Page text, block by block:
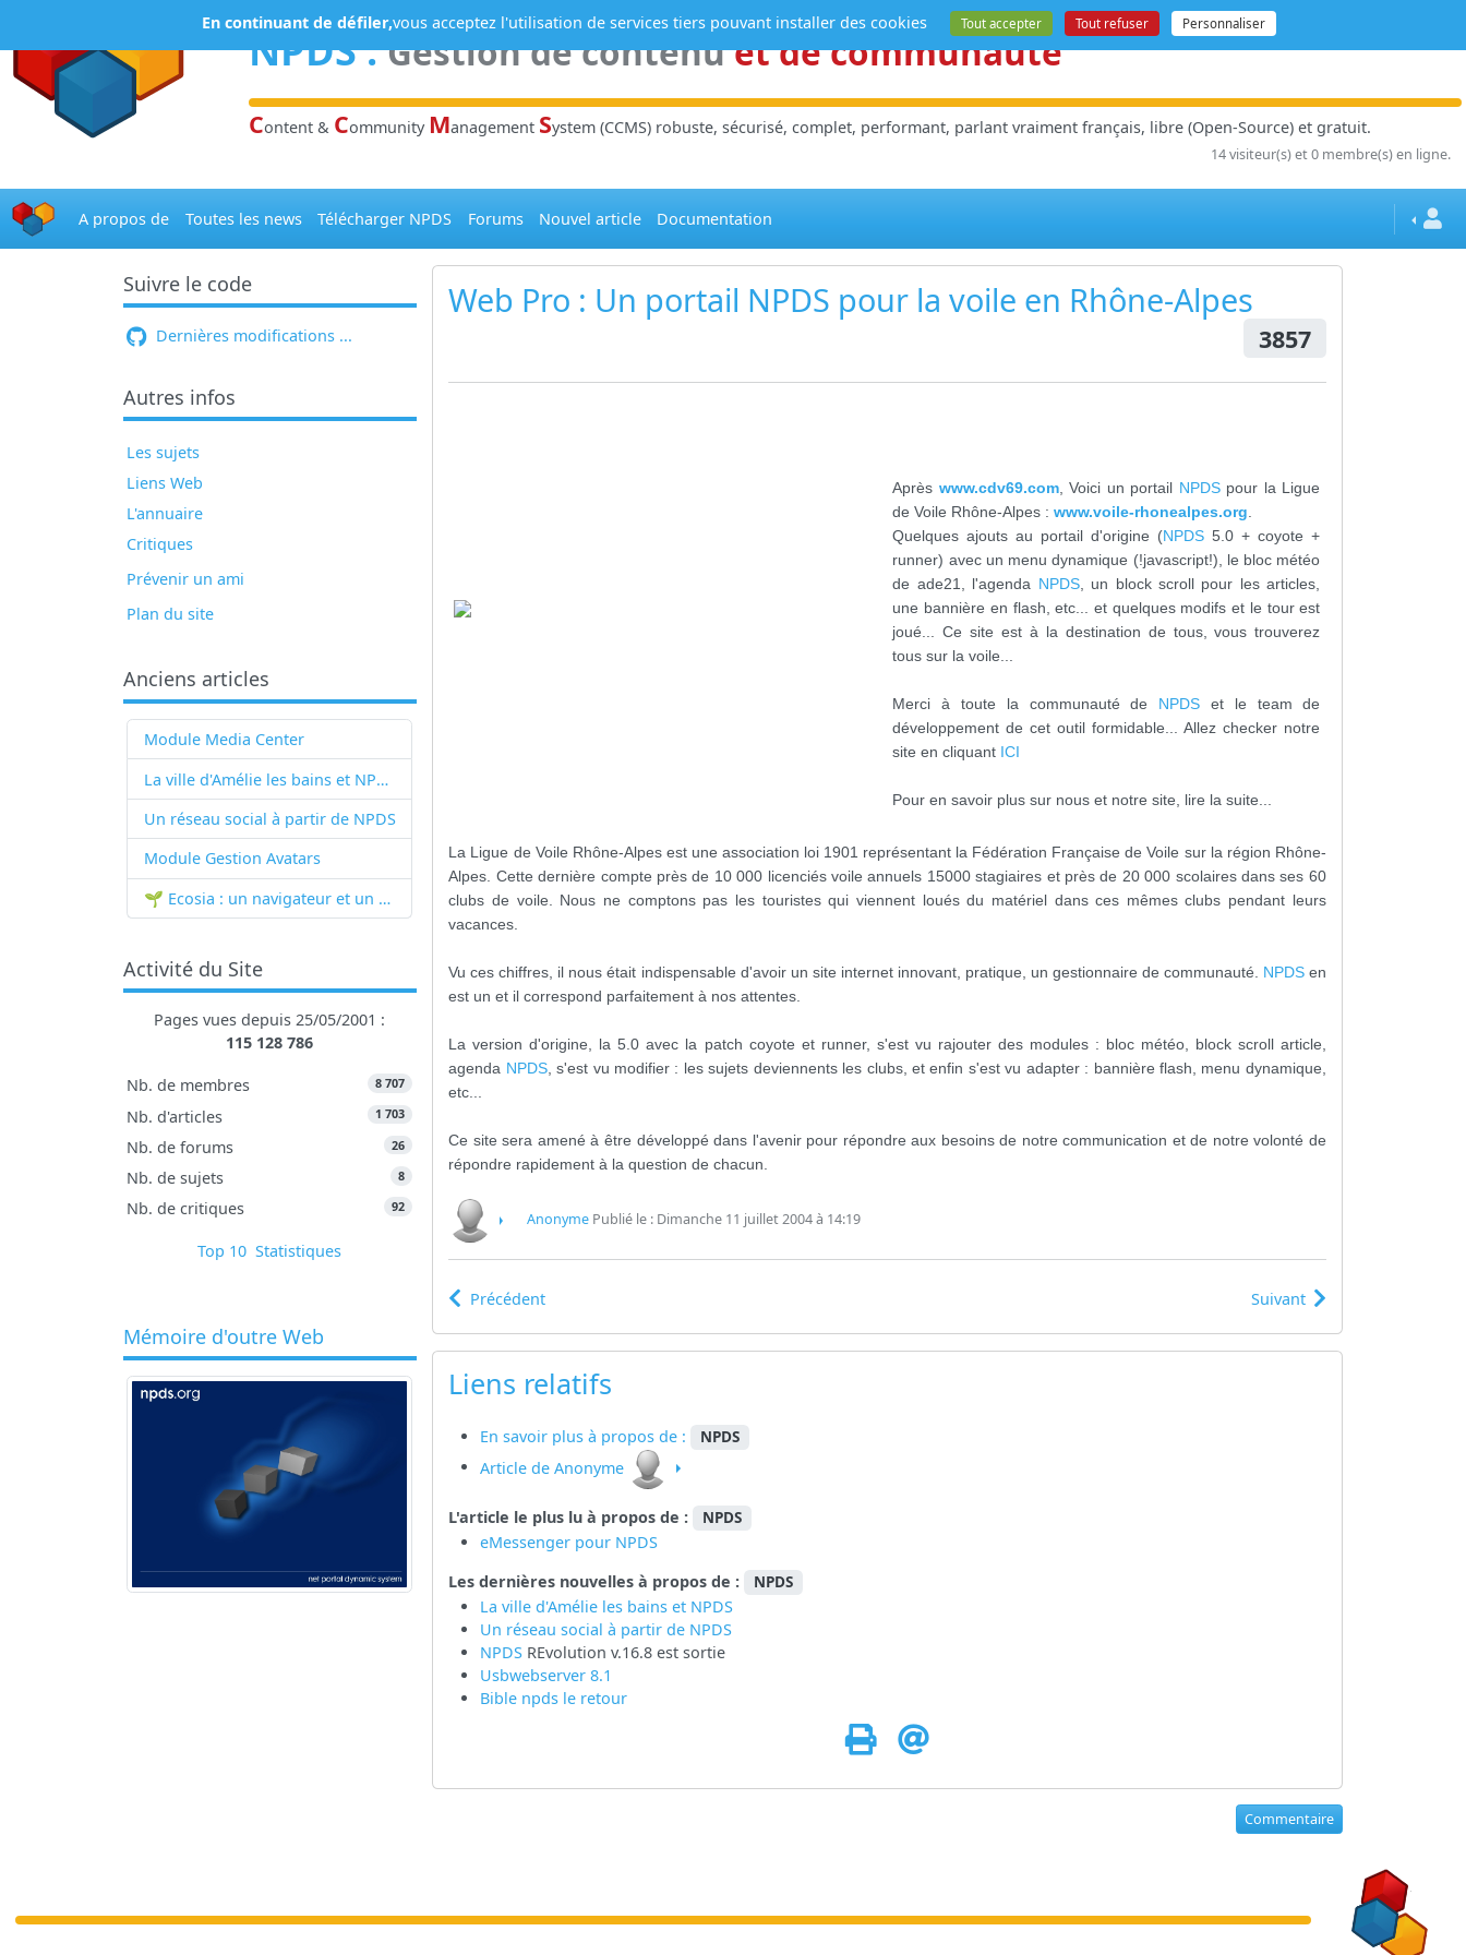
NPDS:Gestion de contenuet de communauté
Content & Community Management System (CCMS) robuste, sécurisé, complet, performant, parlant vraiment français, libre (Open-Source) et gratuit.
14 visiteur(s) et 0 membre(s) en ligne.
A propos de Toutes les news Télécharger NPDS Forums Nouvel article Documentation
Suivre le code
Dernières modifications ...
Autres infos
Les sujets
Liens Web
L'annuaire
Critiques
Prévenir un ami
Plan du site
Anciens articles
Module Media Center
La ville d'Amélie les bains et NPDS
Un réseau social à partir de NPDS
Module Gestion Avatars
🌱 Ecosia : un navigateur et un moteur de recherche qui plantent des arbres !...
Activité du Site
Pages vues depuis 25/05/2001 :
115 128 786
Nb. de membres 8 707
Nb. d'articles 1 703
Nb. de forums 26
Nb. de sujets 8
Nb. de critiques 92
Top 10 Statistiques
Mémoire d'outre Web
Web Pro : Un portail NPDS pour la voile en Rhône-Alpes
3857
Après www.cdv69.com, Voici un portail NPDSpour la Ligue
de Voile Rhône-Alpes :www.voile-rhonealpes.org.
Quelques ajouts au portail d'origine (NPDS 5.0 + coyote +
runner) avec un menu dynamique (!javascript!), le bloc météo
de ade21, l'agenda NPDS, un block scroll pour les articles,
une bannière en flash, etc... et quelques modifs et le tour est
joué... Ce site est à la destination de tous, vous trouverez
tous sur la voile...
Merci à toute la communauté de NPDS et le team de
développement de cet outil formidable... Allez checker notre
site en cliquant ICI
Pour en savoir plus sur nous et notre site, lire la suite...
La Ligue de Voile Rhône-Alpes est une association loi 1901 représentant la Fédération Française de Voile sur la région Rhône-
Alpes. Cette dernière compte près de 10 000 licenciés voile annuels 15000 stagiaires et près de 20 000 scolaires dans ses 60
clubs de voile. Nous ne comptons pas les touristes qui viennent loués du matériel dans ces mêmes clubs pendant leurs
vacances.
Vu ces chiffres, il nous était indispensable d'avoir un site internet innovant, pratique, un gestionnaire de communauté. NPDSen
est un et il correspond parfaitement à nos attentes.
La version d'origine, la 5.0 avec la patch coyote et runner, s'est vu rajouter des modules : bloc météo, block scroll article,
agenda NPDS, s'est vu modifier : les sujets deviennents les clubs, et enfin s'est vu adapter : bannière flash, menu dynamique,
etc...
Ce site sera amené à être développé dans l'avenir pour répondre aux besoins de notre communication et de notre volonté de
répondre rapidement à la question de chacun.
AnonymePublié le : Dimanche 11 juillet 2004 à 14:19
Précédent Suivant
Liens relatifs
En savoir plus à propos de : NPDS
Article de Anonyme
L'article le plus lu à propos de : NPDS
eMessenger pour NPDS
Les dernières nouvelles à propos de :
NPDS
La ville d'Amélie les bains et NPDS
Un réseau social à partir de NPDS
NPDS REvolution v.16.8 est sortie
Usbwebserver 8.1
Bible npds le retour
Commentaire
En continuant de défiler,vous acceptez l'utilisation de services tiers pouvant installer des cookies Tout accepter Tout refuser Personnaliser